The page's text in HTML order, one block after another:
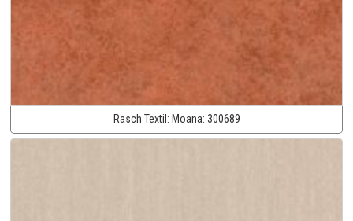
Rasch Textil: Moana: 300689